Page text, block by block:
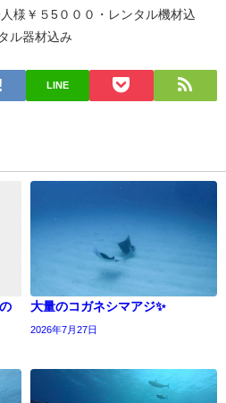
様￥５5０００・レンタル機材込
ル器材込み
LINE
大量のコガネシマアジ✨
2026年7月27日